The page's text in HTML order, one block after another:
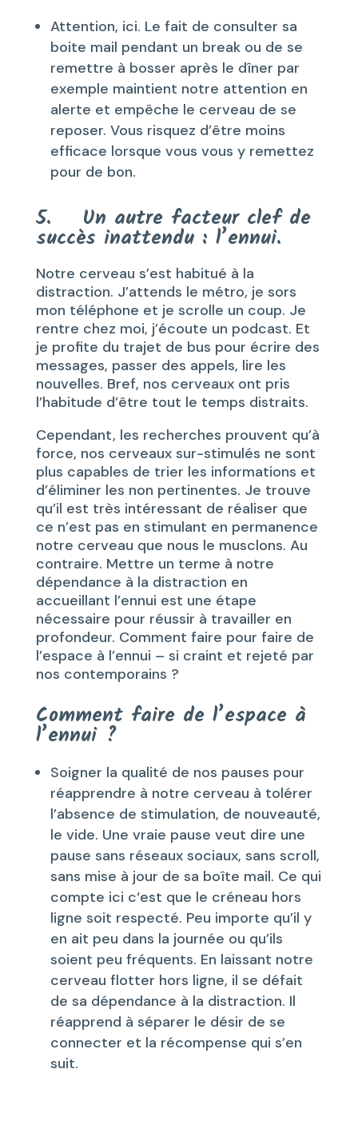
Attention, ici. Le fait de consulter sa
boite mail pendant un break ou de se
remettre à bosser après le dîner par
exemple maintient notre attention en
alerte et empêche le cerveau de se
reposer. Vous risquez d’être moins
efficace lorsque vous vous y remettez
pour de bon.
5. Un autre facteur clef de
succès inattendu : l’ennui.
Notre cerveau s’est habitué à la
distraction. J’attends le métro, je sors
mon téléphone et je scrolle un coup. Je
rentre chez moi, j’écoute un podcast. Et
je profite du trajet de bus pour écrire des
messages, passer des appels, lire les
nouvelles. Bref, nos cerveaux ont pris
l’habitude d’être tout le temps distraits.
Cependant, les recherches prouvent qu’à
force, nos cerveaux sur-stimulés ne sont
plus capables de trier les informations et
d’éliminer les non pertinentes. Je trouve
qu’il est très intéressant de réaliser que
ce n’est pas en stimulant en permanence
notre cerveau que nous le musclons. Au
contraire. Mettre un terme à notre
dépendance à la distraction en
accueillant l’ennui est une étape
nécessaire pour réussir à travailler en
profondeur. Comment faire pour faire de
l’espace à l’ennui – si craint et rejeté par
nos contemporains ?
Comment faire de l’espace à
l’ennui ?
Soigner la qualité de nos pauses pour
réapprendre à notre cerveau à tolérer
l’absence de stimulation, de nouveauté,
le vide. Une vraie pause veut dire une
pause sans réseaux sociaux, sans scroll,
sans mise à jour de sa boîte mail. Ce qui
compte ici c‘est que le créneau hors
ligne soit respecté. Peu importe qu’il y
en ait peu dans la journée ou qu’ils
soient peu fréquents. En laissant notre
cerveau flotter hors ligne, il se défait
de sa dépendance à la distraction. Il
réapprend à séparer le désir de se
connecter et la récompense qui s’en
suit.